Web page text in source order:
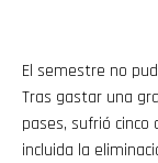
El semestre no
Tras gastar una
pases, sufrió
incluida la